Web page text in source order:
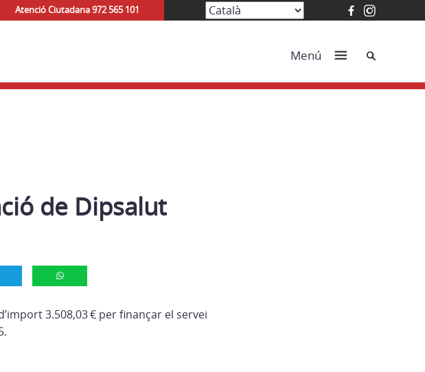
Atenció Ciutadana 972 565 101
Menú Cerca
de Dipsalut
3.508,03 € per finançar el servei